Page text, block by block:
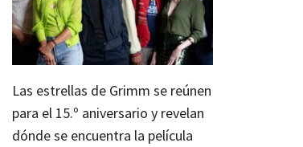
Las estrellas de Grimm se reúnen
para el 15.º aniversario y revelan
dónde se encuentra la película